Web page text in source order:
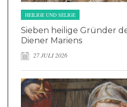
HEILIGE UND SELIGE
Sieben heilige Gründer
Diener Mariens
27 JULI 2026